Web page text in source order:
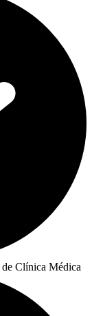
Clínica Médica